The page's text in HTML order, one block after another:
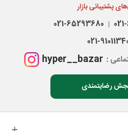
پشتیبانی بازار
|
021-65293680
021-
:
hyper__bazar
رضایتمندی